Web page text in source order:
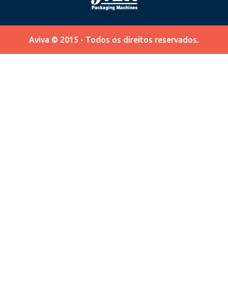
Aviva © 2015 - Todos os direitos reservados.